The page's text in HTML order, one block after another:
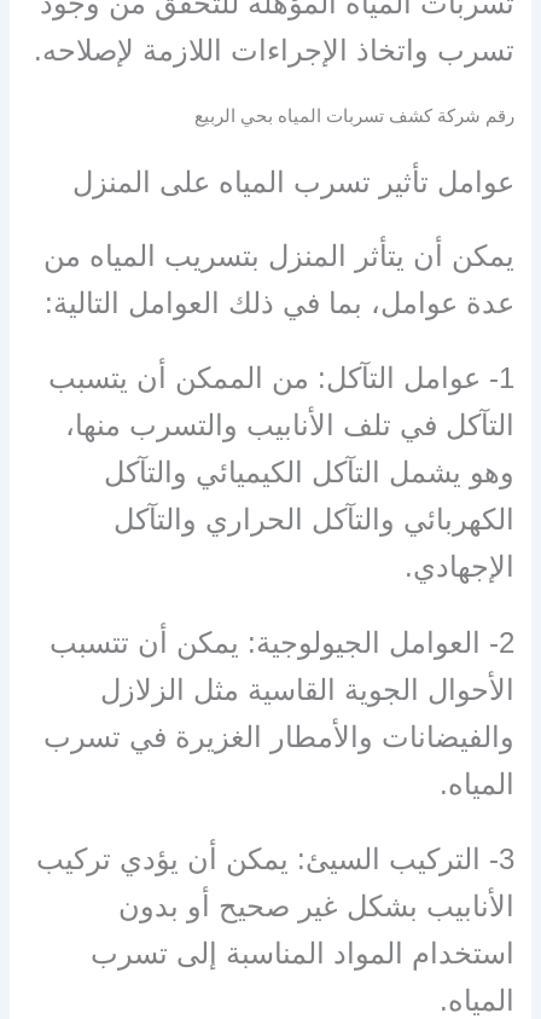
تسرب واتخاذ الإجراءات اللازمة لإصلاحه.
رقم شركة كشف تسربات المياه بحي الربيع
عوامل تأثير تسرب المياه على المنزل
يمكن أن يتأثر المنزل بتسريب المياه من
عدة عوامل، بما في ذلك العوامل التالية:
1- عوامل التآكل: من الممكن أن يتسبب
التآكل في تلف الأنابيب والتسرب منها،
وهو يشمل التآكل الكيميائي والتآكل
الكهربائي والتآكل الحراري والتآكل
الإجهادي.
2- العوامل الجيولوجية: يمكن أن تتسبب
الأحوال الجوية القاسية مثل الزلازل
والفيضانات والأمطار الغزيرة في تسرب
المياه.
3- التركيب السيئ: يمكن أن يؤدي تركيب
الأنابيب بشكل غير صحيح أو بدون
استخدام المواد المناسبة إلى تسرب
المياه.